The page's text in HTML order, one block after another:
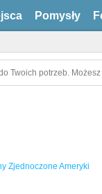
Pomysły
Twoich potrzeb.
Zjednoczone Ameryki